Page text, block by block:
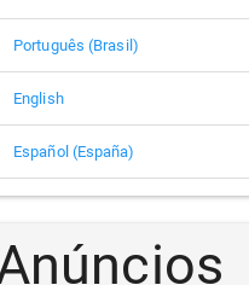
Português (Brasil)
English
Español (España)